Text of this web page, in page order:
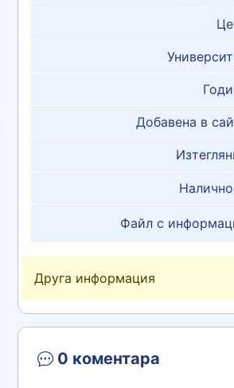
Добавена в
Файл с
Друга информация
0 коментара